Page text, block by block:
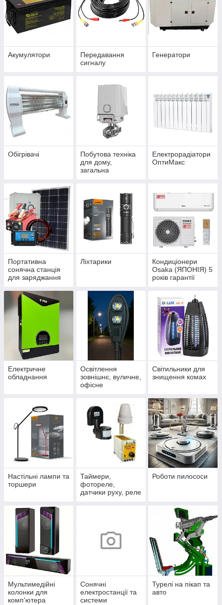
Акумулятори
Передавання
сигналу
Генератори
Обігрівачі
Побутова техніка
для дому,
загальна
Електрорадіатори
ОптиМакс
Портативна
сонячна станція
для заряджання
Ліхтарики
Кондиціонери
Osaka (ЯПОНІЯ) 5
років гарантії
Електричне
обладнання
Освітлення
зовнішнє, вуличне,
офісне
Світильники для
знищення комах
Настільні лампи та
торшери
Таймери,
фотореле,
датчики руху, реле
Роботи пилососи
Мультимедійні
колонки для
комп'ютера
Сонячні
електростанції та
системи
Турелі на пікап та
авто